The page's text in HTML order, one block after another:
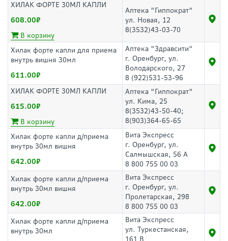
ХИЛАК ФОРТЕ 30МЛ КАПЛИ
608.00
В корзину
Аптека "Гиппократ"
ул. Новая, 12
8(3532)43-03-70
Хилак форте капли для приема
внутрь вишня 30мл
611.00
Аптека "Здравсити"
г. Оренбург, ул.
Володарского, 27
8 (922)531-53-96
ХИЛАК ФОРТЕ 30МЛ КАПЛИ
615.00
В корзину
Аптека "Гиппократ"
ул. Кима, 25
8(3532)43-50-40;
8(903)364-65-65
Хилак форте капли д/приема
внутрь 30мл вишня
642.00
Вита Экспресс
г. Оренбург, ул.
Салмышская, 56 А
8 800 755 00 03
Хилак форте капли д/приема
внутрь 30мл вишня
642.00
Вита Экспресс
г. Оренбург, ул.
Пролетарская, 298
8 800 755 00 03
Хилак форте капли д/приема
внутрь 30мл
Вита Экспресс
ул. Туркестанская,
161 В